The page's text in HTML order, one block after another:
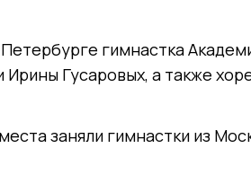
гимнастка
Ирины Гусаровых, а также
заняли гимнастки из